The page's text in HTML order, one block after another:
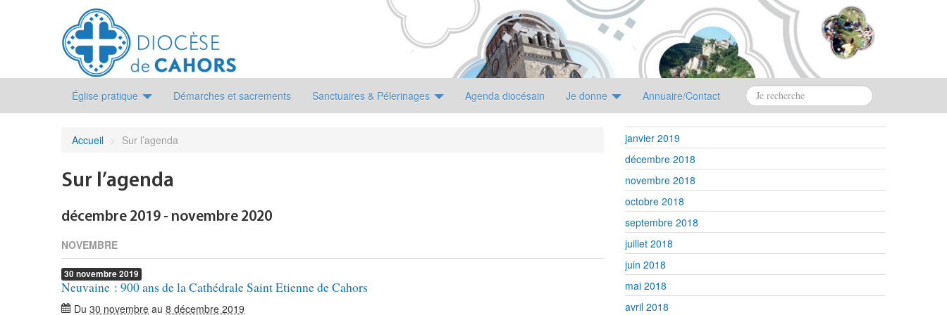
Église pratique Démarches et sacrements Sanctuaires & Pélerinages Agenda diocésain Je donne Annuaire/Contact
Accueil > Sur l’agenda
Sur l’agenda
décembre 2019 - novembre 2020
NOVEMBRE
30 novembre2019
Neuvaine : 900 ans de la Cathédrale Saint Etienne de Cahors
Du 30 novembre au 8 décembre 2019
janvier 2019
décembre 2018
novembre 2018
octobre 2018
septembre 2018
juillet 2018
juin 2018
mai 2018
avril 2018